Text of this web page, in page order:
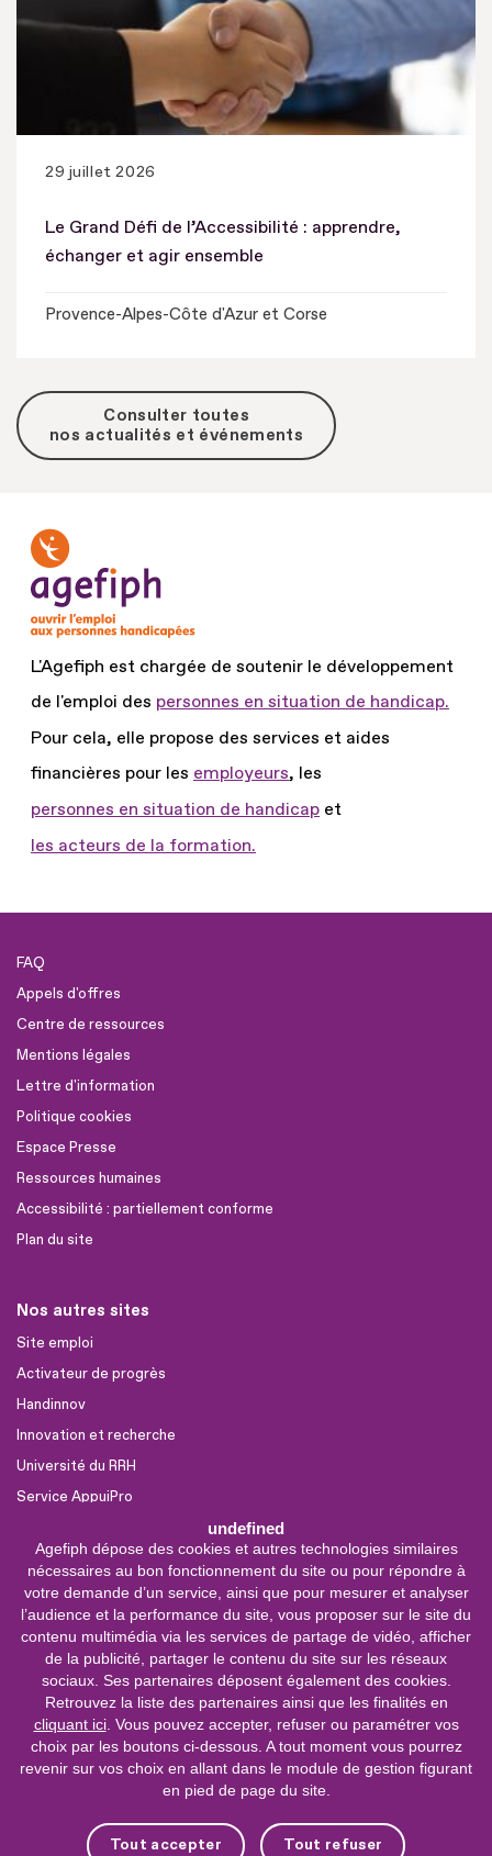
undefined
Agefiph dépose des cookies et autres technologies similaires
nécessaires au bon fonctionnement du site ou pour répondre à
votre demande d’un service, ainsi que pour mesurer et analyser
l’audience et la performance du site, vous proposer sur le site du
contenu multimédia via les services de partage de vidéo, afficher
de la publicité, partager le contenu du site sur les réseaux
sociaux. Ses partenaires déposent également des cookies.
Retrouvez la liste des partenaires ainsi que les finalités en
cliquant ici. Vous pouvez accepter, refuser ou paramétrer vos
choix par les boutons ci-dessous. A tout moment vous pourrez
revenir sur vos choix en allant dans le module de gestion figurant
en pied de page du site.
Tout accepter Tout refuser
29 juillet 2026
Le Grand Défi de l’Accessibilité : apprendre,
échanger et agir ensemble
Provence-Alpes-Côte d'Azur et Corse
Consulter toutes
nos actualités et événements
L'Agefiph est chargée de soutenir le développement
de l'emploi des personnes en situation de handicap.
Pour cela, elle propose des services et aides
financières pour les employeurs, les
personnes en situation de handicap et
les acteurs de la formation.
FAQ
Appels d'offres
Centre de ressources
Mentions légales
Lettre d'information
Politique cookies
Espace Presse
Ressources humaines
Accessibilité : partiellement conforme
Plan du site
Nos autres sites
Site emploi
Activateur de progrès
Handinnov
Innovation et recherche
Université du RRH
Service AppuiPro
Nous suivre
Youtube
Linkedin
Facebook
0 800 11 10 09
Service &
appel gratuits
Nous contacter